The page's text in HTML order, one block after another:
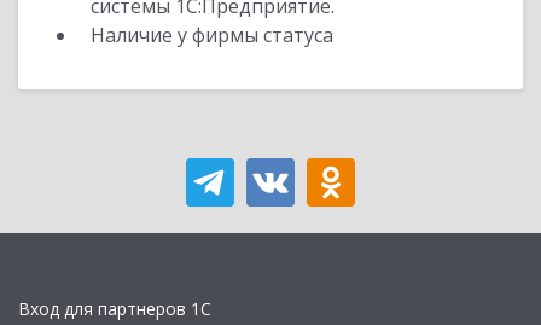
системы 1С:Предприятие.
Наличие у фирмы статуса
Вход для партнеров 1С